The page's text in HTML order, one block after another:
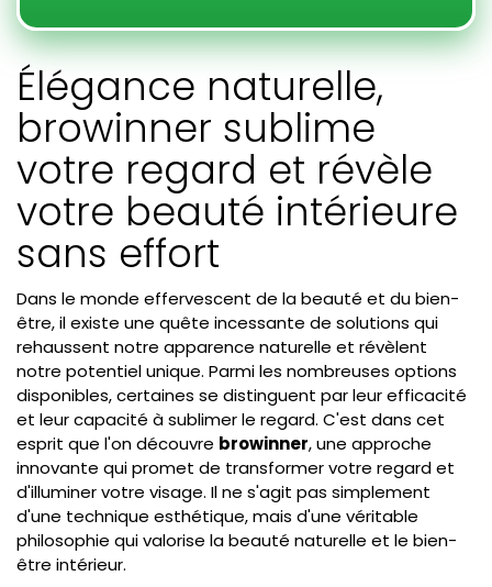
Élégance naturelle,
browinner sublime
votre regard et révèle
votre beauté intérieure
sans effort
Dans le monde effervescent de la beauté et du bien-
être, il existe une quête incessante de solutions qui
rehaussent notre apparence naturelle et révèlent
notre potentiel unique. Parmi les nombreuses options
disponibles, certaines se distinguent par leur efficacité
et leur capacité à sublimer le regard. C'est dans cet
esprit que l'on découvre browinner, une approche
innovante qui promet de transformer votre regard et
d'illuminer votre visage. Il ne s'agit pas simplement
d'une technique esthétique, mais d'une véritable
philosophie qui valorise la beauté naturelle et le bien-
être intérieur.